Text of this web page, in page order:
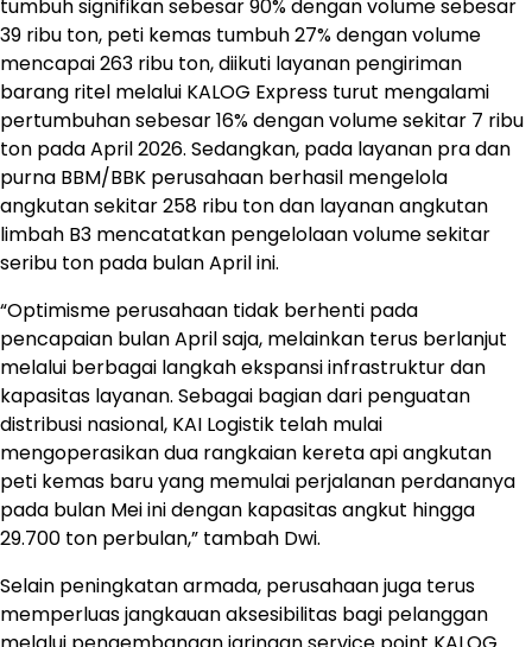
tumbuh signifikan sebesar 90% dengan volume sebesar
39 ribu ton, peti kemas tumbuh 27% dengan volume
mencapai 263 ribu ton, diikuti layanan pengiriman
barang ritel melalui KALOG Express turut mengalami
pertumbuhan sebesar 16% dengan volume sekitar 7 ribu
ton pada April 2026. Sedangkan, pada layanan pra dan
purna BBM/BBK perusahaan berhasil mengelola
angkutan sekitar 258 ribu ton dan layanan angkutan
limbah B3 mencatatkan pengelolaan volume sekitar
seribu ton pada bulan April ini.
“Optimisme perusahaan tidak berhenti pada
pencapaian bulan April saja, melainkan terus berlanjut
melalui berbagai langkah ekspansi infrastruktur dan
kapasitas layanan. Sebagai bagian dari penguatan
distribusi nasional, KAI Logistik telah mulai
mengoperasikan dua rangkaian kereta api angkutan
peti kemas baru yang memulai perjalanan perdananya
pada bulan Mei ini dengan kapasitas angkut hingga
29.700 ton perbulan,” tambah Dwi.
Selain peningkatan armada, perusahaan juga terus
memperluas jangkauan aksesibilitas bagi pelanggan